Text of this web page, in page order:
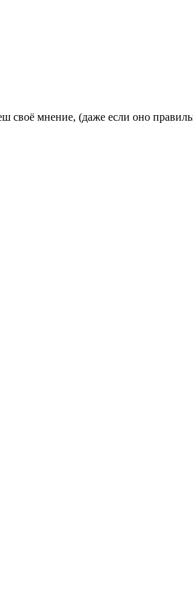
мнение, (даже если оно